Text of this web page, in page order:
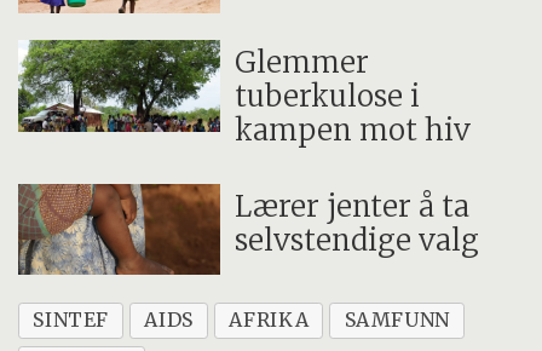
Glemmer
tuberkulose i
kampen mot hiv
Lærer jenter å ta
selvstendige valg
SINTEF AIDS AFRIKA
SAMFUNN